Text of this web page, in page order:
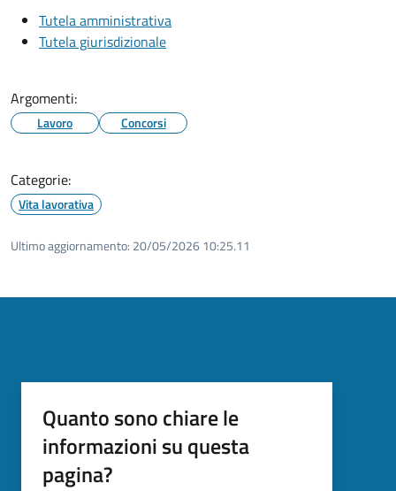
Tutela amministrativa
Tutela giurisdizionale
Argomenti:
Lavoro Concorsi
Categorie:
Vita lavorativa
Ultimo aggiornamento: 20/05/2026 10:25.11
Quanto sono chiare le
informazioni su questa
pagina?